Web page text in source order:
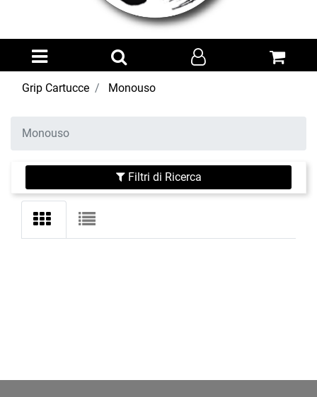
Open menu
Grip Cartucce Monouso
Monouso
Filtri di Ricerca